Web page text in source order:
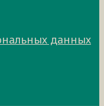
данных